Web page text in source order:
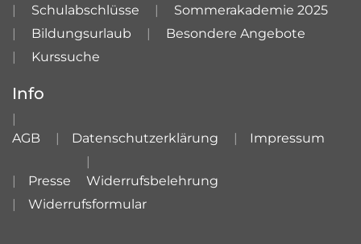
Schulabschlüsse
Sommerakademie 2025
Bildungsurlaub
Besondere Angebote
Kurssuche
Info
AGB Datenschutzerklärung Impressum
Presse
Widerrufsbelehrung
Widerrufsformular